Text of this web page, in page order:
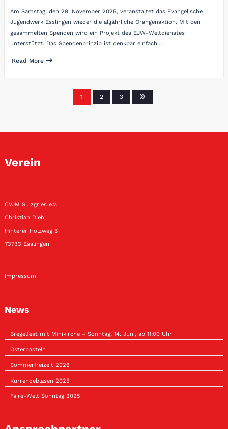
Am Samstag, den 29. November 2025, veranstaltet das Evangelische
Jugendwerk Esslingen wieder die alljährliche Orangenaktion. Mit den
gesammelten Spenden wird ein Projekt des EJW-Weltdienstes
unterstützt. Das Spendenprinzip ist denkbar einfach:…
Read More
Seitennummerierung
Beiträge
1 2 3
Verein
CVJM Sulzgries e.V.
Christian Diehl
Hinterer Holzweg 5
73733 Esslingen
Impressum
News
Bregelfest mit Minikirche – Sonntag, 14. Juni, ab 11:00 Uhr
Osterbasteln
Sommerfreizeit 2026
Kurrendeblasen 2025
Faire-Welt Sonntag 2025